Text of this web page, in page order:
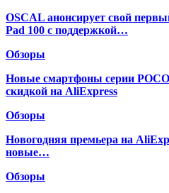
OSCAL анонсирует свой
Pad 100 с поддержкой…
Обзоры
Новые смартфоны серии
скидкой на AliExpress
Обзоры
Новогодняя премьера на
новые…
Обзоры